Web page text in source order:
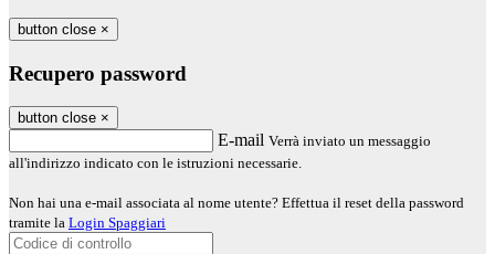
button close ×
Recupero password
button close ×
E-mail Verrà inviato un messaggio
all'indirizzo indicato con le istruzioni necessarie.
Non hai una e-mail associata al nome utente? Effettua il reset della password
tramite la Login Spaggiari